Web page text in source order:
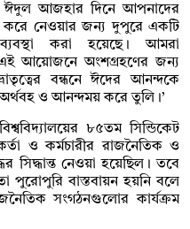
ঈদুল আজহার দিনে আপনাদের
করে নেওয়ার জন্য দুপুরে একটি
করা হয়েছে। আমরা
আয়োজনে অংশগ্রহণের জন্য
বন্ধনে ঈদের আনন্দকে
ও আনন্দময় করে তুলি।’
৮৫তম সিন্ডিকেট
ও কর্মচারীর রাজনৈতিক ও
সিদ্ধান্ত নেওয়া হয়েছিল। তবে
পুরোপুরি বাস্তবায়ন হয়নি বলে
সংগঠনগুলোর কার্যক্রম